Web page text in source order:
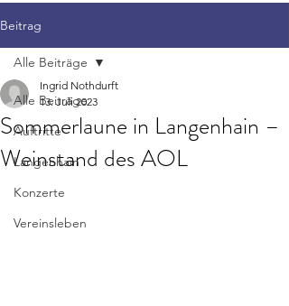
Beitrag
Alle Beiträge
Auftritte
Langenhain
Konzerte
Vereinsleben
Alle Beiträge
Sommerlaune in Langenhain –
Weinstand des AOL
Ingrid Nothdurft
13. Juli 2023